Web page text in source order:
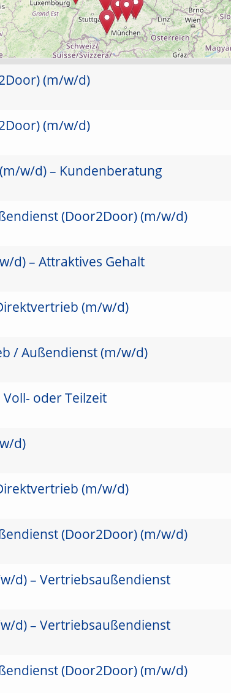
(m/w/d)
(m/w/d)
w/d) – Kundenberatung
(Door2Door) (m/w/d)
d) – Attraktives Gehalt
(m/w/d)
/ Außendienst (m/w/d)
oder Teilzeit
d)
(m/w/d)
(Door2Door) (m/w/d)
d) – Vertriebsaußendienst
d) – Vertriebsaußendienst
(Door2Door) (m/w/d)